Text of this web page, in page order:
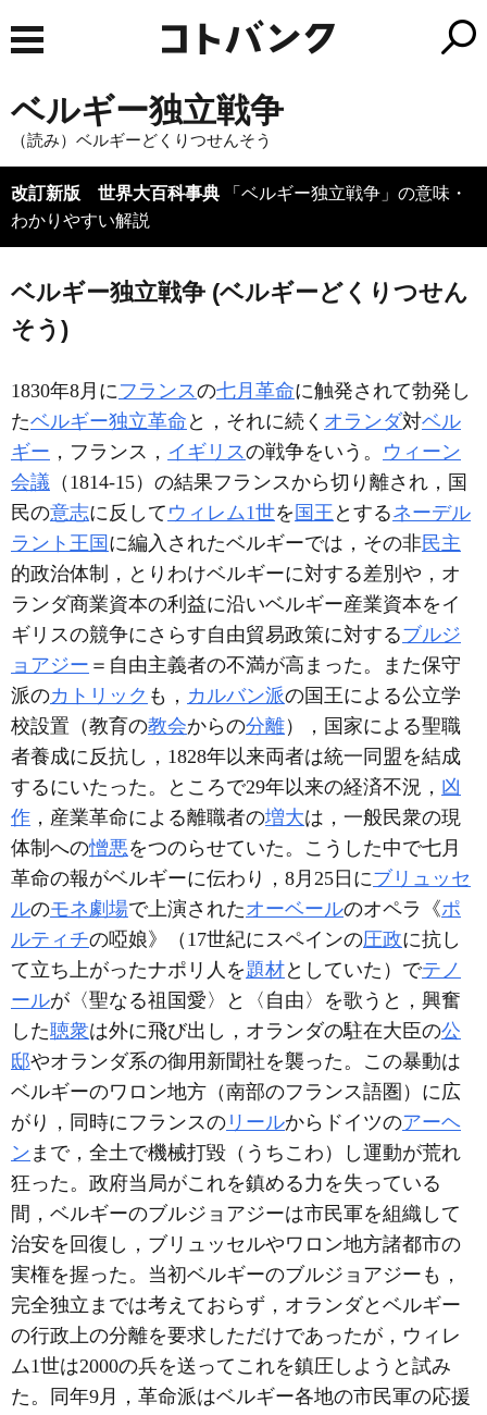
ベルギー独立戦争
（読み）ベルギーどくりつせんそう
改訂新版 世界大百科事典 「ベルギー独立戦争」の意味・
わかりやすい解説
ベルギー独立戦争 (ベルギーどくりつせん
そう)
1830年8月にフランスの七月革命に触発されて勃発し
たベルギー独立革命 と，それに続く オランダ対ベル
ギー ，フランス， イギリスの戦争をいう。 ウィーン
会議 （1814-15）の結果フランスから切り離され，国
民の意志に反して ウィレム1世を 国王 とするネーデル
ラント王国 に編入されたベルギーでは，その非民主
的政治体制，とりわけベルギーに対する差別や，オ
ランダ商業資本の利益に沿いベルギー産業資本をイ
ギリスの競争にさらす自由貿易政策に対するブルジ
ョアジー ＝自由主義者の不満が高まった。また保守
派のカトリック も， カルバン派の国王による公立学
校設置（教育の教会からの分離），国家による聖職
者養成に反抗し，1828年以来両者は統一同盟を結成
するにいたった。ところで29年以来の経済不況， 凶
作 ，産業革命による離職者の増大は，一般民衆の現
体制への憎悪をつのらせていた。こうした中で七月
革命の報がベルギーに伝わり，8月25日にブリュッセ
ルのモネ劇場で上演されたオーベールのオペラ《ポ
ルティチの啞娘》（17世紀にスペインの圧政に抗し
て立ち上がったナポリ人を題材としていた）でテノ
ールが〈聖なる祖国愛〉と〈自由〉を歌うと，興奮
した聴衆は外に飛び出し，オランダの駐在大臣の公
邸やオランダ系の御用新聞社を襲った。この暴動は
ベルギーのワロン地方（南部のフランス語圏）に広
がり，同時にフランスの リールからドイツのアーヘ
ン まで，全土で機械打毀（うちこわ）し運動が荒れ
狂った。政府当局がこれを鎮める力を失っている
間，ベルギーのブルジョアジーは市民軍を組織して
治安を回復し，ブリュッセルやワロン地方諸都市の
実権を握った。当初ベルギーのブルジョアジーも，
完全独立までは考えておらず，オランダとベルギー
の行政上の分離を要求しただけであったが，ウィレ
ム1世は2000の兵を送ってこれを鎮圧しようと試み
た。同年9月，革命派はベルギー各地の市民軍の応援